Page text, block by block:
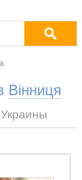
Вінниця